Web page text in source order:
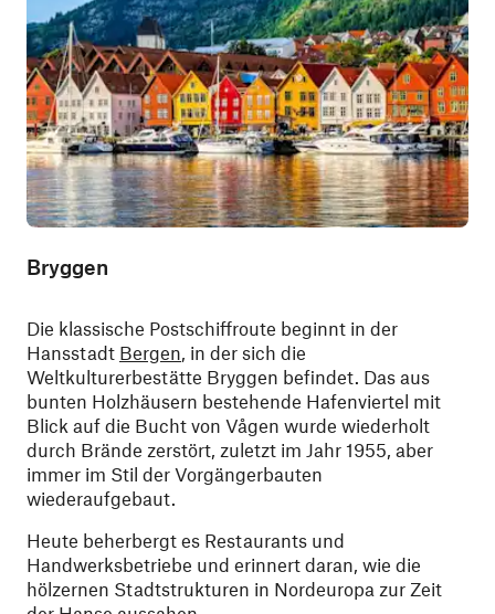
Bryggen
Die klassische Postschiffroute beginnt in der
Hansstadt Bergen, in der sich die
Weltkulturerbestätte Bryggen befindet. Das aus
bunten Holzhäusern bestehende Hafenviertel mit
Blick auf die Bucht von Vågen wurde wiederholt
durch Brände zerstört, zuletzt im Jahr 1955, aber
immer im Stil der Vorgängerbauten
wiederaufgebaut.
Heute beherbergt es Restaurants und
Handwerksbetriebe und erinnert daran, wie die
hölzernen Stadtstrukturen in Nordeuropa zur Zeit